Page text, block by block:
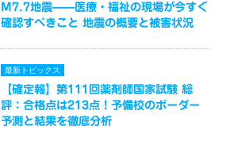
M7.7地震——医療・福祉の現場が今すぐ
確認すべきこと 地震の概要と被害状況
最新トピックス
【確定報】第111回薬剤師国家試験 総
評：合格点は213点！予備校のボーダー
予測と結果を徹底分析